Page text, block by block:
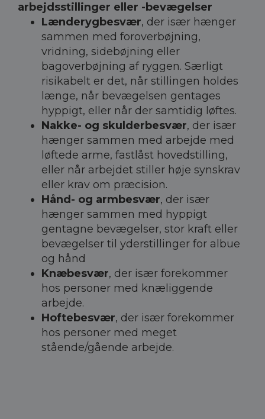
arbejdsstillinger eller -bevægelser
Lænderygbesvær, der især hænger
sammen med foroverbøjning,
vridning, sidebøjning eller
bagoverbøjning af ryggen. Særligt
risikabelt er det, når stillingen holdes
længe, når bevægelsen gentages
hyppigt, eller når der samtidig løftes.
Nakke- og skulderbesvær, der især
hænger sammen med arbejde med
løftede arme, fastlåst hovedstilling,
eller når arbejdet stiller høje synskrav
eller krav om præcision.
Hånd- og armbesvær, der især
hænger sammen med hyppigt
gentagne bevægelser, stor kraft eller
bevægelser til yderstillinger for albue
og hånd
Knæbesvær, der især forekommer
hos personer med knæliggende
arbejde.
Hoftebesvær, der især forekommer
hos personer med meget
stående/gående arbejde.